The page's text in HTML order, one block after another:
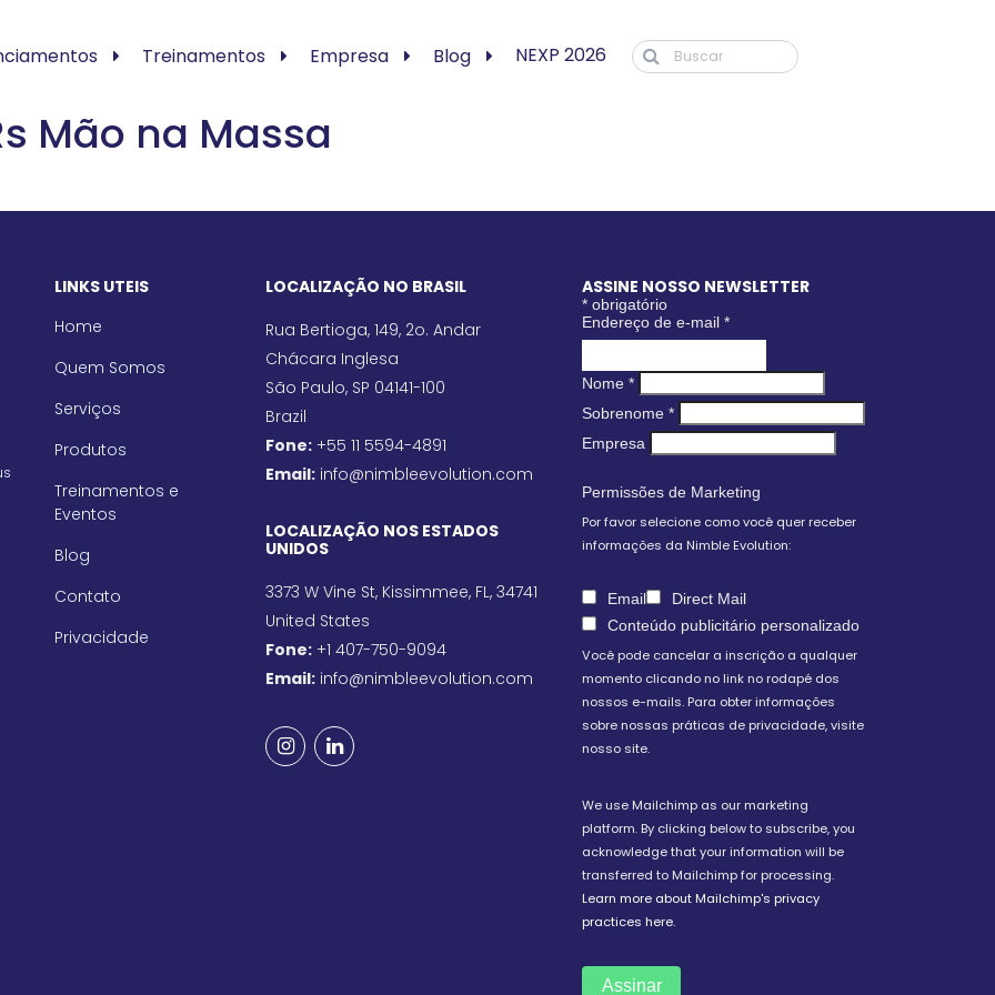
Treinamentos Empresa Blog NEXP 2026
Mão na Massa
LINKS UTEIS
Home
Quem Somos
Serviços
Produtos
Treinamentos e
Eventos
Blog
Contato
Privacidade
LOCALIZAÇÃO NO BRASIL
Rua Bertioga, 149, 2o. Andar
Chácara Inglesa
São Paulo, SP 04141-100
Brazil
Fone: +55 11 5594-4891
Email: info@nimbleevolution.com
LOCALIZAÇÃO NOS ESTADOS
UNIDOS
3373 W Vine St, Kissimmee, FL, 34741
United States
Fone: +1 407-750-9094
Email: info@nimbleevolution.com
ASSINE NOSSO NEWSLETTER
* obrigatório
Endereço de e-mail *
Nome *
Sobrenome *
Empresa
Permissões de Marketing
Por favor selecione como você quer receber
informações da Nimble Evolution:
Email
Direct Mail
Conteúdo publicitário personalizado
Você pode cancelar a inscrição a qualquer
momento clicando no link no rodapé dos
nossos e-mails. Para obter informações
sobre nossas práticas de privacidade, visite
nosso site.
We use Mailchimp as our marketing
platform. By clicking below to subscribe, you
acknowledge that your information will be
transferred to Mailchimp for processing.
Learn more about Mailchimp's privacy
practices here.